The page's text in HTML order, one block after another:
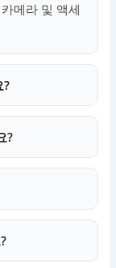
메라 및 액세
?
?